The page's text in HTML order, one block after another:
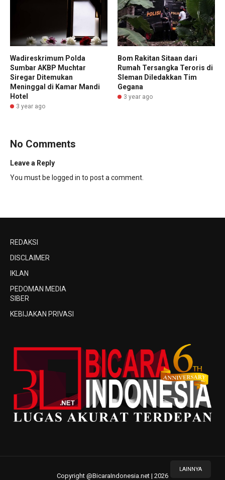
Wadireskrimum Polda
Sumbar AKBP Muchtar
Siregar Ditemukan
Meninggal di Kamar Mandi
Hotel
3 year ago
Bom Rakitan Sitaan dari
Rumah Tersangka Teroris di
Sleman Diledakkan Tim
Gegana
3 year ago
No Comments
Leave a Reply
You must be logged in to post a comment.
LAINNYA
REDAKSI
DISCLAIMER
IKLAN
PEDOMAN MEDIA
SIBER
KEBIJAKAN PRIVASI
Copyright @BicaraIndonesia.net | 2026